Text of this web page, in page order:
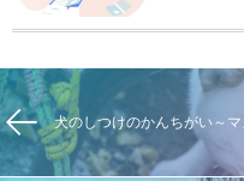
犬のしつけのかんちがい～